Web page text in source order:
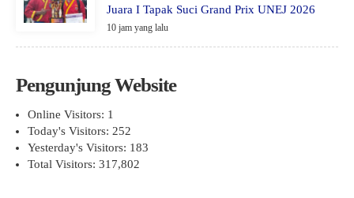
Juara I Tapak Suci Grand Prix UNEJ 2026
10 jam yang lalu
Pengunjung Website
Online Visitors: 1
Today's Visitors: 252
Yesterday's Visitors: 183
Total Visitors: 317,802